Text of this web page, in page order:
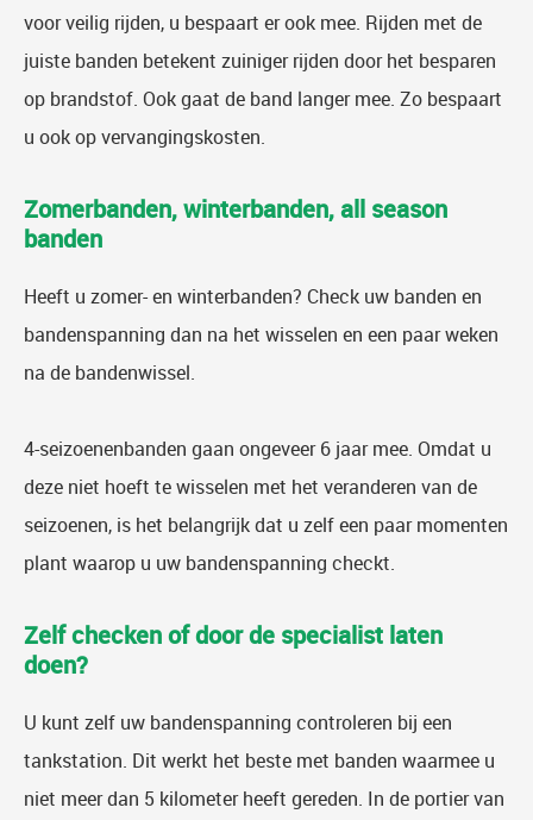
voor veilig rijden, u bespaart er ook mee. Rijden met de
juiste banden betekent zuiniger rijden door het besparen
op brandstof. Ook gaat de band langer mee. Zo bespaart
u ook op vervangingskosten.
Zomerbanden, winterbanden, all season
banden
Heeft u zomer- en winterbanden? Check uw banden en
bandenspanning dan na het wisselen en een paar weken
na de bandenwissel.
4-seizoenenbanden gaan ongeveer 6 jaar mee. Omdat u
deze niet hoeft te wisselen met het veranderen van de
seizoenen, is het belangrijk dat u zelf een paar momenten
plant waarop u uw bandenspanning checkt.
Zelf checken of door de specialist laten
doen?
U kunt zelf uw bandenspanning controleren bij een
tankstation. Dit werkt het beste met banden waarmee u
niet meer dan 5 kilometer heeft gereden. In de portier van